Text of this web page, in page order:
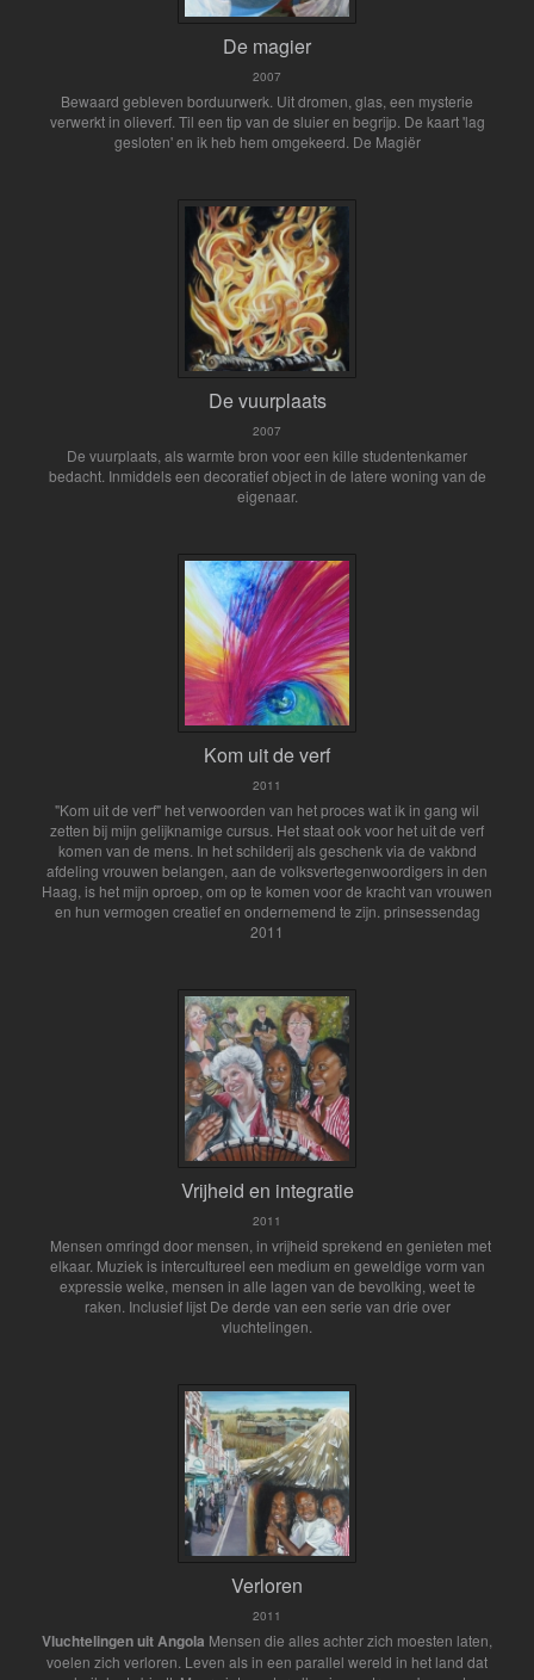
De magier
2007
Bewaard gebleven borduurwerk. Uit dromen, glas, een mysterie
verwerkt in olieverf. Til een tip van de sluier en begrijp. De kaart 'lag
gesloten' en ik heb hem omgekeerd. De Magiër
De vuurplaats
2007
De vuurplaats, als warmte bron voor een kille studentenkamer
bedacht. Inmiddels een decoratief object in de latere woning van de
eigenaar.
Kom uit de verf
2011
"Kom uit de verf" het verwoorden van het proces wat ik in gang wil
zetten bij mijn gelijknamige cursus. Het staat ook voor het uit de verf
komen van de mens. In het schilderij als geschenk via de vakbnd
afdeling vrouwen belangen, aan de volksvertegenwoordigers in den
Haag, is het mijn oproep, om op te komen voor de kracht van vrouwen
en hun vermogen creatief en ondernemend te zijn. prinsessendag
2011
Vrijheid en integratie
2011
Mensen omringd door mensen, in vrijheid sprekend en genieten met
elkaar. Muziek is intercultureel een medium en geweldige vorm van
expressie welke, mensen in alle lagen van de bevolking, weet te
raken. Inclusief lijst De derde van een serie van drie over
vluchtelingen.
Verloren
2011
Vluchtelingen uit Angola Mensen die alles achter zich moesten laten,
voelen zich verloren. Leven als in een parallel wereld in het land dat